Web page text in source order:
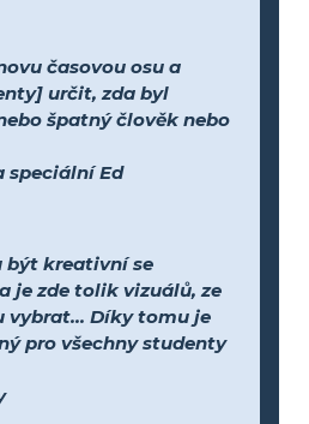
časovou osu a
určit, zda byl
špatný člověk nebo
speciální Ed
být kreativní se
je zde tolik vizuálů, ze
vybrat... Díky tomu je
pro všechny studenty